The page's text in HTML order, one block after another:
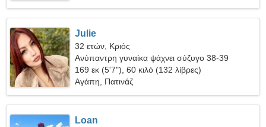
Julie
32 ετών, Κριός
Ανύπαντρη γυναίκα ψάχνει σύζυγο 38-39
169 εκ (5'7"), 60 κιλό (132 λίβρες)
Αγάπη, Πατινάζ
Loan